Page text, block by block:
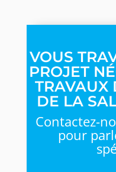
VOUS
PROJET
TRAVAUX
DE LA
Contactez-
pour